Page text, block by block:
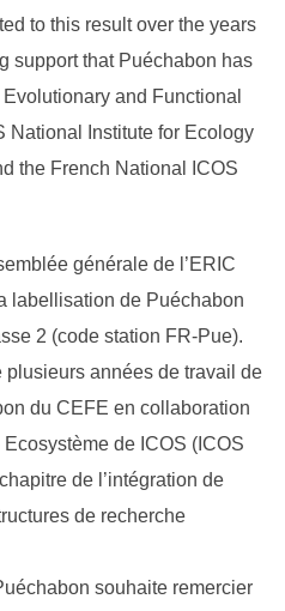
to this result over the years
support that Puéchabon has
and Functional
National Institute for Ecology
the French National ICOS
générale de l’ERIC
labellisation de Puéchabon
2 (code station FR-Pue).
années de travail de
du CEFE en collaboration
de ICOS (ICOS
de l’intégration de
de recherche
souhaite remercier